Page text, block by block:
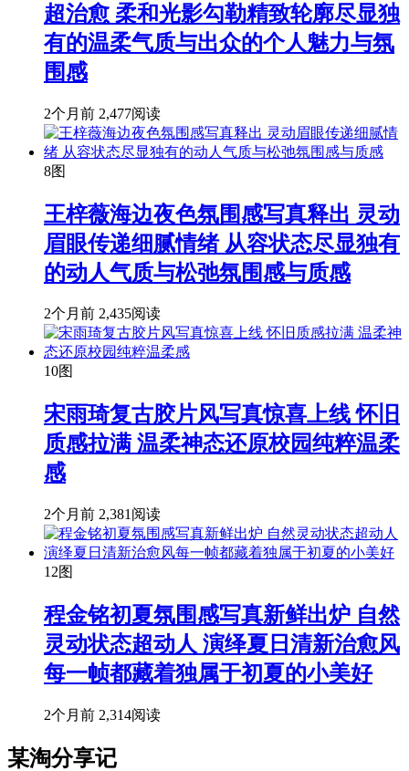
超治愈 柔和光影勾勒精致轮廓尽显独
有的温柔气质与出众的个人魅力与氛
围感
2个月前 2,477阅读
8图
王梓薇海边夜色氛围感写真释出 灵动
眉眼传递细腻情绪 从容状态尽显独有
的动人气质与松弛氛围感与质感
2个月前 2,435阅读
10图
宋雨琦复古胶片风写真惊喜上线 怀旧
质感拉满 温柔神态还原校园纯粹温柔
感
2个月前 2,381阅读
12图
程金铭初夏氛围感写真新鲜出炉 自然
灵动状态超动人 演绎夏日清新治愈风
每一帧都藏着独属于初夏的小美好
2个月前 2,314阅读
某淘分享记